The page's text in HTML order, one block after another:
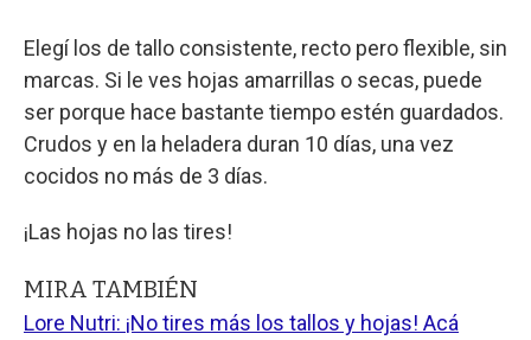
Elegí los de tallo consistente, recto pero flexible, sin
marcas. Si le ves hojas amarrillas o secas, puede
ser porque hace bastante tiempo estén guardados.
Crudos y en la heladera duran 10 días, una vez
cocidos no más de 3 días.
¡Las hojas no las tires!
MIRA TAMBIÉN
Lore Nutri: ¡No tires más los tallos y hojas! Acá